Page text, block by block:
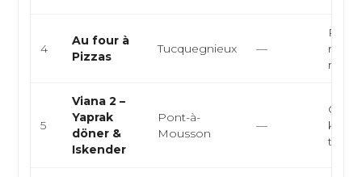
4
Au four à
Pizzas
Tucquegnieux —
5
Viana 2 –
Yaprak
döner &
Iskender
Pont-à-
Mousson
—